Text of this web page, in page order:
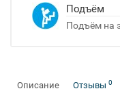
Подъём
Подъём на
Описание Отзывы 0